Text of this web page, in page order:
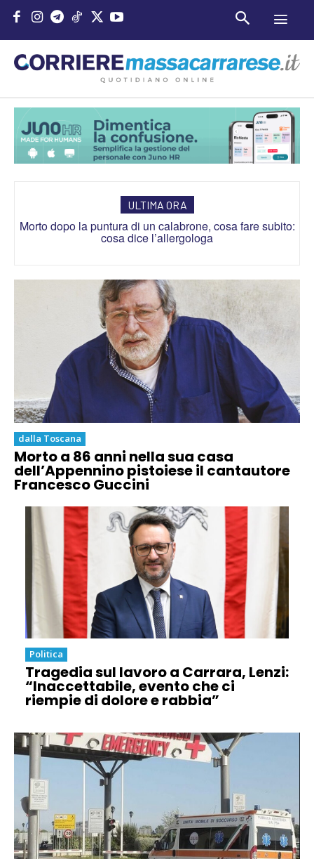
ULTIMA ORA
Morto dopo la puntura di un calabrone, cosa fare subito:
cosa dice l’allergologa
Wikicasa completa l’acquisizione di Dokicasa
dalla Toscana
Morto a 86 anni nella sua casa
dell’Appennino pistoiese il cantautore
Francesco Guccini
Politica
Tragedia sul lavoro a Carrara, Lenzi:
“Inaccettabile, evento che ci
riempie di dolore e rabbia”